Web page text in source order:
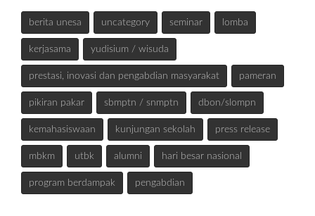
berita unesa uncategory seminar lomba
kerjasama yudisium / wisuda
prestasi, inovasi dan pengabdian masyarakat pameran
pikiran pakar sbmptn / snmptn dbon/slompn
kemahasiswaan kunjungan sekolah press release
mbkm utbk alumni hari besar nasional
program berdampak pengabdian